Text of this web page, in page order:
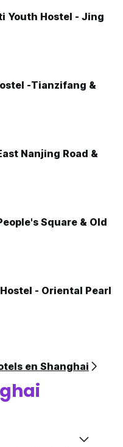
Youth Hostel - Jing
-Tianzifang &
Nanjing Road &
Square & Old
- Oriental Pearl
en Shanghai